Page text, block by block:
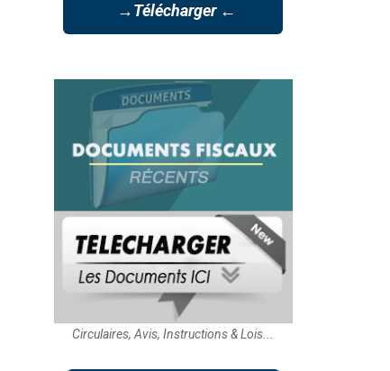
→Télécharger ←
Circulaires, Avis, Instructions & Lois...